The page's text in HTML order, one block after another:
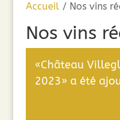
Accueil/ Nos vins
Nos vins
«Château
2023» a été